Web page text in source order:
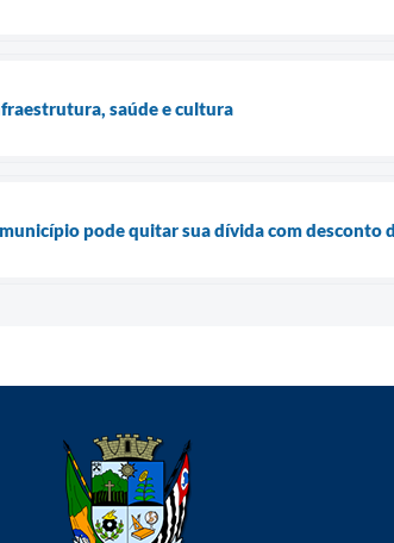
saúde e cultura
pode quitar sua dívida com desconto